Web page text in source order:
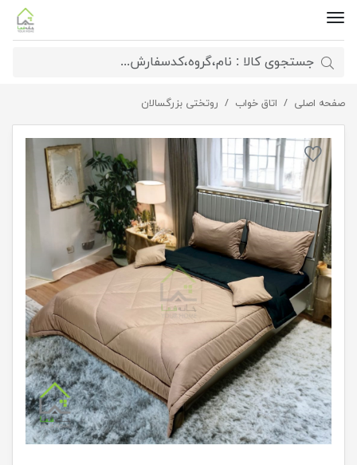
صفحه اصلی اتاق خواب روتختی بزرگسالانروتختی میکرو مشکی نسکافه ای